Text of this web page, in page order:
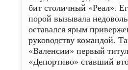
бит столичный «Реал».
порой вызывала
оставался ярым
руководству командой.
«Валенсии» первый
«Депортиво» ставший